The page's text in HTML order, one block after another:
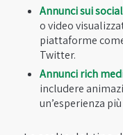
Annunci sui
o video
piattaforme
Twitter.
Annunci rich
includere
un’esperienza